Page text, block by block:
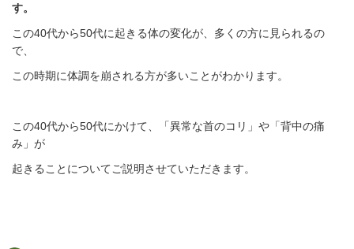
す。
この40代から50代に起きる体の変化が、多くの方に見られるの
で、
この時期に体調を崩される方が多いことがわかります。
この40代から50代にかけて、「異常な首のコリ」や「背中の痛
み」が
起きることについてご説明させていただきます。